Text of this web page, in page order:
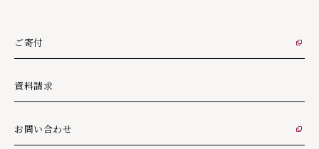
ご寄付
外部リンク
資料請求
お問い合わせ
外部リンク